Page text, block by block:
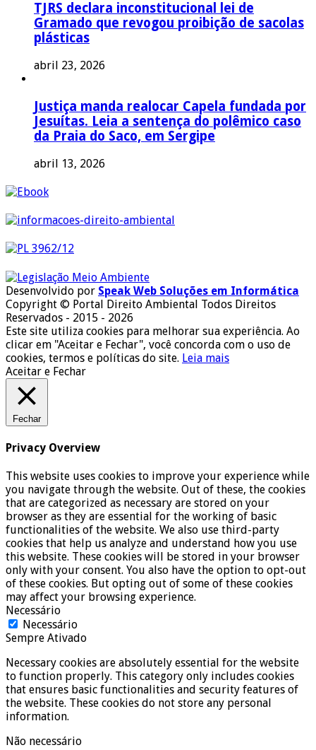
TJRS declara inconstitucional lei de
Gramado que revogou proibição de sacolas
plásticas
abril 23, 2026
Justiça manda realocar Capela fundada por
Jesuítas. Leia a sentença do polêmico caso
da Praia do Saco, em Sergipe
abril 13, 2026
Desenvolvido por Speak Web Soluções em Informática
Copyright © Portal Direito Ambiental Todos Direitos
Reservados - 2015 - 2026
Este site utiliza cookies para melhorar sua experiência. Ao
clicar em "Aceitar e Fechar", você concorda com o uso de
cookies, termos e políticas do site. Leia mais
Aceitar e Fechar
Fechar
Privacy Overview
This website uses cookies to improve your experience while
you navigate through the website. Out of these, the cookies
that are categorized as necessary are stored on your
browser as they are essential for the working of basic
functionalities of the website. We also use third-party
cookies that help us analyze and understand how you use
this website. These cookies will be stored in your browser
only with your consent. You also have the option to opt-out
of these cookies. But opting out of some of these cookies
may affect your browsing experience.
Necessário
Necessário
Sempre Ativado
Necessary cookies are absolutely essential for the website
to function properly. This category only includes cookies
that ensures basic functionalities and security features of
the website. These cookies do not store any personal
information.
Não necessário